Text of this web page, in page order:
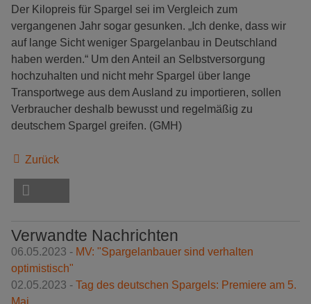
Der Kilopreis für Spargel sei im Vergleich zum
vergangenen Jahr sogar gesunken. „Ich denke, dass wir
auf lange Sicht weniger Spargelanbau in Deutschland
haben werden.“ Um den Anteil an Selbstversorgung
hochzuhalten und nicht mehr Spargel über lange
Transportwege aus dem Ausland zu importieren, sollen
Verbraucher deshalb bewusst und regelmäßig zu
deutschem Spargel greifen. (GMH)
Zurück
Verwandte Nachrichten
06.05.2023 - MV: "Spargelanbauer sind verhalten
optimistisch"
02.05.2023 - Tag des deutschen Spargels: Premiere am 5.